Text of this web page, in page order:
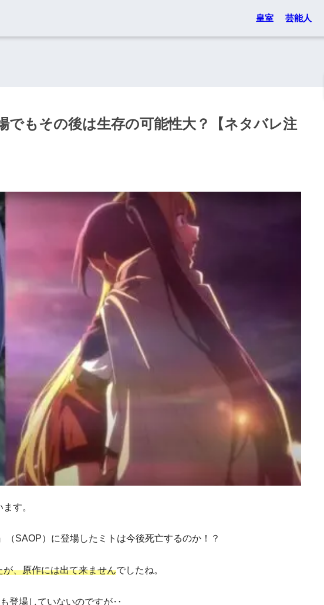
皇室 芸能人
でもその後は生存の可能性大？【ネタバレ注
す。
SAOP）に登場したミトは今後死亡するのか！？
、原作には出て来ませんでしたね。
登場していないのですが‥